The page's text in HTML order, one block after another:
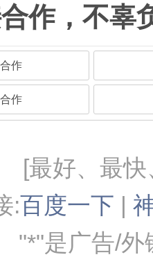
作，不辜
作
作
[最好、最
:百度一下 |
"*"是广告/外